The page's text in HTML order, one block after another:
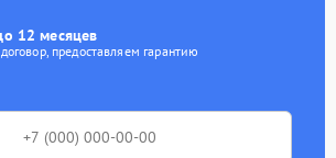
12 месяцев
предоставляем гарантию